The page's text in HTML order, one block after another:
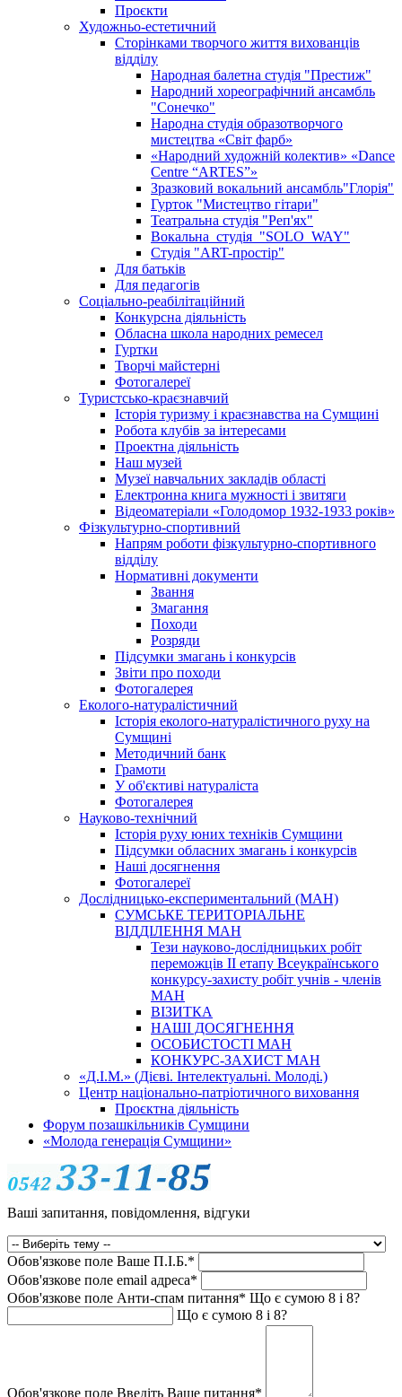
Проєкти
Художньо-естетичний
Сторінками творчого життя вихованців
відділу
Народная балетна студія "Престиж"
Народний хореографічний ансамбль
"Сонечко"
Народна студія образотворчого
мистецтва «Світ фарб»
«Народний художній колектив» «Dance
Centre “ARTES”»
Зразковий вокальний ансамбль"Глорія"
Гурток "Мистецтво гітари"
Театральна студія "Реп'ях"
Вокальна_студія_"SOLO_WAY"
Студія "ART-простір"
Для батьків
Для педагогів
Соціально-реабілітаційний
Конкурсна діяльність
Обласна школа народних ремесел
Гуртки
Творчі майстерні
Фотогалереї
Туристсько-краєзнавчий
Історія туризму і краєзнавства на Сумщині
Робота клубів за інтересами
Проектна діяльність
Наш музей
Музеї навчальних закладів області
Електронна книга мужності і звитяги
Відеоматеріали «Голодомор 1932-1933 років»
Фізкультурно-спортивний
Напрям роботи фізкультурно-спортивного
відділу
Нормативні документи
Звання
Змагання
Походи
Розряди
Підсумки змагань і конкурсів
Звіти про походи
Фотогалерея
Еколого-натуралістичний
Історія еколого-натуралістичного руху на
Сумщині
Методичний банк
Грамоти
У об'єктиві натураліста
Фотогалерея
Науково-технічний
Історія руху юних техніків Сумщини
Підсумки обласних змагань і конкурсів
Наші досягнення
Фотогалереї
Дослідницько-експериментальний (МАН)
СУМСЬКЕ ТЕРИТОРІАЛЬНЕ
ВІДДІЛЕННЯ МАН
Тези науково-дослідницьких робіт
переможців II етапу Всеукраїнського
конкурсу-захисту робіт учнів - членів
МАН
ВІЗИТКА
НАШІ ДОСЯГНЕННЯ
ОСОБИСТОСТІ МАН
КОНКУРС-ЗАХИСТ МАН
«Д.І.М.» (Дієві. Інтелектуальні. Молоді.)
Центр національно-патріотичного виховання
Проєктна діяльність
Форум позашкільників Сумщини
«Молода генерація Сумщини»
Ваші запитання, повідомлення, відгуки
Обов'язкове поле Ваше П.I.Б.*
Обов'язкове поле email адреса*
Обов'язкове поле Анти-спам питання* Що є сумою 8 і 8?
Що є сумою 8 і 8?
Обов'язкове поле Введіть Ваше питання*